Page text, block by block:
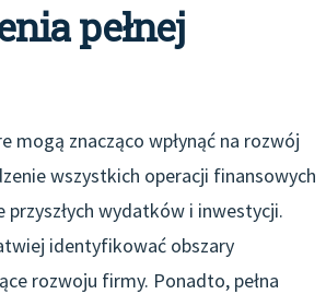
pełnej
mogą znacząco wpłynąć na rozwój
wszystkich operacji finansowych
wydatków i inwestycji.
identyfikować obszary
rozwoju firmy. Ponadto, pełna